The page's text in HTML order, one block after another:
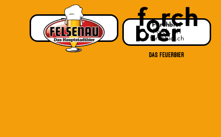
Felsenau
Bern, BE
felsenau.ch
Forchbier
Forch, ZH
forchbier.ch